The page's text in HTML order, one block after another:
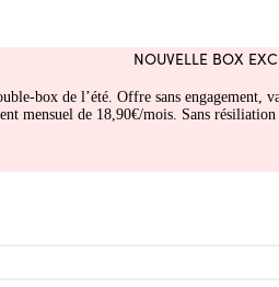
NOUVELLE BOX
box de l’été. Offre sans
mensuel de 18,90€/mois. Sans